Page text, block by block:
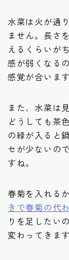
水菜は火が通
ません。長さ
えるくらいが
感が弱くなる
感覚が合います
また、水菜は
どうしても茶
の緑が入ると
セが少ないの
すね。
春菊を入れる
きで春菊の代
りを足したい
変わってきます